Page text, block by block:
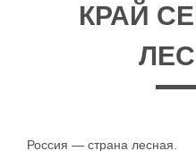
КРАЙ
Россия — страна лесная.